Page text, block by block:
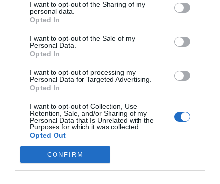
I want to opt-out of the Sharing of my
personal data.
Opted In
I want to opt-out of the Sale of my
Personal Data.
Opted In
I want to opt-out of processing my
Personal Data for Targeted Advertising.
Opted In
I want to opt-out of Collection, Use,
Retention, Sale, and/or Sharing of my
Personal Data that Is Unrelated with the
Purposes for which it was collected.
Opted Out
CONFIRM
Équilibre Vie Professionnelle et Personnelle : Stratégies
Concrètes et Efficaces pour Adultes Actifs
Activité
Alimentation
Aménagement
Anxiété
Art-thérapie
Astuces pour dormir
Bien-être
Bureau